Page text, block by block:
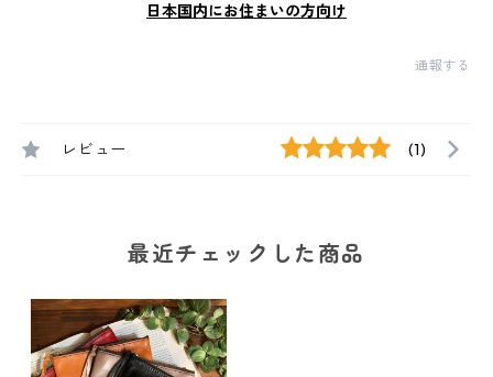
日本国内にお住まいの方向け
通報する
レビュー (1)
最近チェックした商品